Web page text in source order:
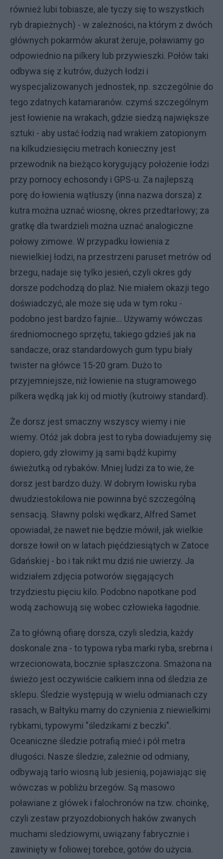
również lubi tobiasze, ale tyczy się to wszystkich
ryb drapieżnych) - w zależności, na którym z dwóch
głównych pokarmów akurat żeruje, poławiamy go
odpowiednio na pilkery lub przywieszki. Połów taki
odbywa się z kutrów, dużych łodzi i
wyspecjalizowanych jednostek, np. szczególnie do
tego zdatnych katamaranów. czymś szczególnym
jest łowienie na wrakach, gdzie siedzą największe
sztuki - aby ustać łodzią nad wrakiem zatopionym
na kilkudziesięciu metrach konieczny jest
przewodnik na bieżąco korygujący położenie łodzi
przy pomocy echosondy i GPS-u. Za najlepszą
porę do łowienia wątłuszy (inna nazwa dorsza) z
kutra można uznać wiosnę, okres przedtarłowy; za
gratkę dla twardzieli można uznać analogiczne
połowy zimowe. W przypadku łowienia z
niewielkiej łodzi, na przestrzeni paruset metrów od
brzegu, nadaje się tylko jesień, czyli okres gdy
dorsze podchodzą do plaż. Nie miałem okazji tego
doświadczyć, ale może się uda w tym roku -
podobno jest bardzo fajnie... Używamy wówczas
średniomocnego sprzętu, takiego gdzieś jak na
sandacze, oraz standardowych gum typu biały
twister na główce 15-20 gram. Dużo to
przyjemniejsze, niż łowienie na stugramowego
pilkera wędką jak kij od miotły (kutroiwy standard).
Że dorsz jest smaczny wszyscy wiemy i nie
wiemy. Otóż jak dobra jest to ryba dowiadujemy się
dopiero, gdy złowimy ją sami bądź kupimy
świeżutką od rybaków. Mniej ludzi za to wie, że
dorsz jest bardzo duży. W dobrym łowisku ryba
dwudziestokilowa nie powinna być szczególną
sensacją. Sławny polski wędkarz, Alfred Samet
opowiadał, że nawet nie będzie mówił, jak wielkie
dorsze łowił on w latach pięćdziesiątych w Zatoce
Gdańskiej - bo i tak nikt mu dziś nie uwierzy. Ja
widziałem zdjęcia potworów sięgających
trzydziestu pięciu kilo. Podobno napotkane pod
wodą zachowują się wobec człowieka łagodnie.
Za to główną ofiarę dorsza, czyli sledzia, każdy
doskonale zna - to typowa ryba marki ryba, srebrna i
wrzecionowata, bocznie spłaszczona. Smażona na
świeżo jest oczywiście całkiem inna od śledzia ze
sklepu. Śledzie występują w wielu odmianach czy
rasach, w Bałtyku mamy do czynienia z niewielkimi
rybkami, typowymi "śledzikami z beczki".
Oceaniczne śledzie potrafią mieć i pół metra
długości. Nasze śledzie, zależnie od odmiany,
odbywają tarło wiosną lub jesienią, pojawiając się
wówczas w pobliżu brzegów. Są masowo
poławiane z główek i falochronów na tzw. choinkę,
czyli zestaw przyozdobionych haków zwanych
muchami sledziowymi, uwiązany fabrycznie i
zawinięty w foliowej torebce, gotów do użycia.